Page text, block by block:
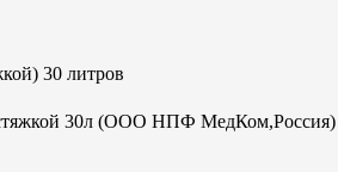
30 литров
стяжкой 30л (ООО НПФ МедКом,Россия)